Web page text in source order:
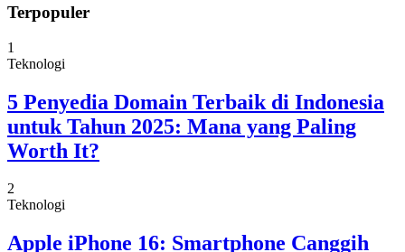
Terpopuler
1
Teknologi
5 Penyedia Domain Terbaik di Indonesia
untuk Tahun 2025: Mana yang Paling
Worth It?
2
Teknologi
Apple iPhone 16: Smartphone Canggih